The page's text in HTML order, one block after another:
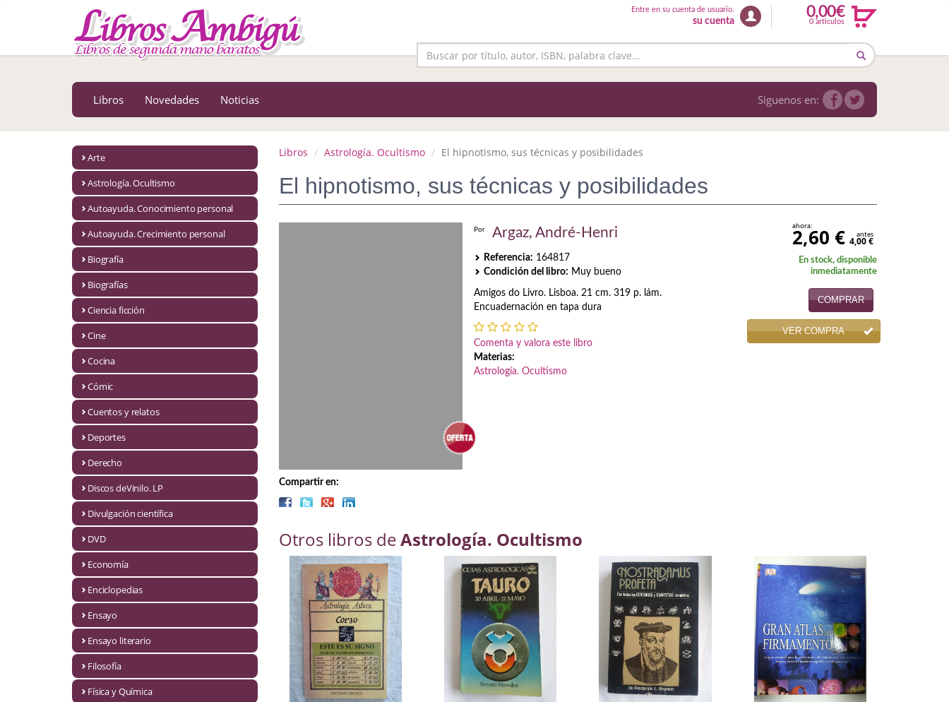
MENÚ PRINCIPAL
Astrología. Ocultismo
Autoayuda. Conocimiento personal
Autoayuda. Crecimiento personal
Ciencia ficción
Cuentos y relatos
Discos deVinilo. LP
Divulgación científica
Entre en su cuenta de usuario.
su cuenta
0,00€
0 articulos
Libros Novedades Noticias Siguenos en:
Arte
Astrología. Ocultismo
Autoayuda. Conocimiento personal
Autoayuda. Crecimiento personal
Biografía
Biografías
Ciencia ficción
Cine
Cocina
Cómic
Cuentos y relatos
Deportes
Derecho
Discos deVinilo. LP
Divulgación científica
DVD
Economía
Enciclopedias
Ensayo
Ensayo literario
Filosofía
Física y Química
Libros Astrología. Ocultismo El hipnotismo, sus técnicas y posibilidades
El hipnotismo, sus técnicas y posibilidades
Compartir en:
Por Argaz, André-Henri
Referencia: 164817
Condición del libro: Muy bueno
Amigos do Livro. Lisboa. 21 cm. 319 p. lám.
Encuadernación en tapa dura
Comenta y valora este libro
Materias:
Astrología. Ocultismo
ahora:
2,60 € antes
4,00 €
En stock, disponible
inmediatamente
COMPRAR
VER COMPRA
Otros libros deAstrología. Ocultismo